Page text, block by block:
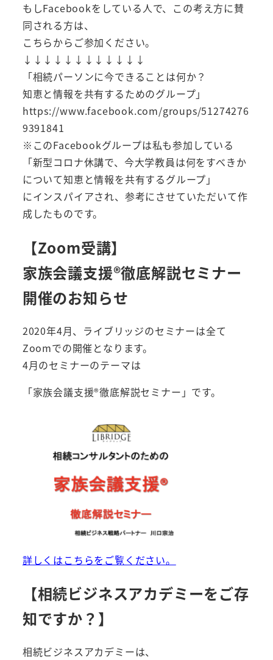
もしFacebookをしている人で、この考え方に賛
同される方は、
こちらからご参加ください。
↓↓↓↓↓↓↓↓↓↓↓↓
「相続パーソンに今できることは何か？
知恵と情報を共有するためのグループ」
https://www.facebook.com/groups/51274276
9391841
※このFacebookグループは私も参加している
「新型コロナ休講で、今大学教員は何をすべきか
について知恵と情報を共有するグループ」
にインスパイアされ、参考にさせていただいて作
成したものです。
【Zoom受講】
家族会議支援®️徹底解説セミナー
開催のお知らせ
2020年4月、ライブリッジのセミナーは全て
Zoomでの開催となります。
4月のセミナーのテーマは
「家族会議支援®️徹底解説セミナー」です。
詳しくはこちらをご覧ください。
【相続ビジネスアカデミーをご存
知ですか？】
相続ビジネスアカデミーは、